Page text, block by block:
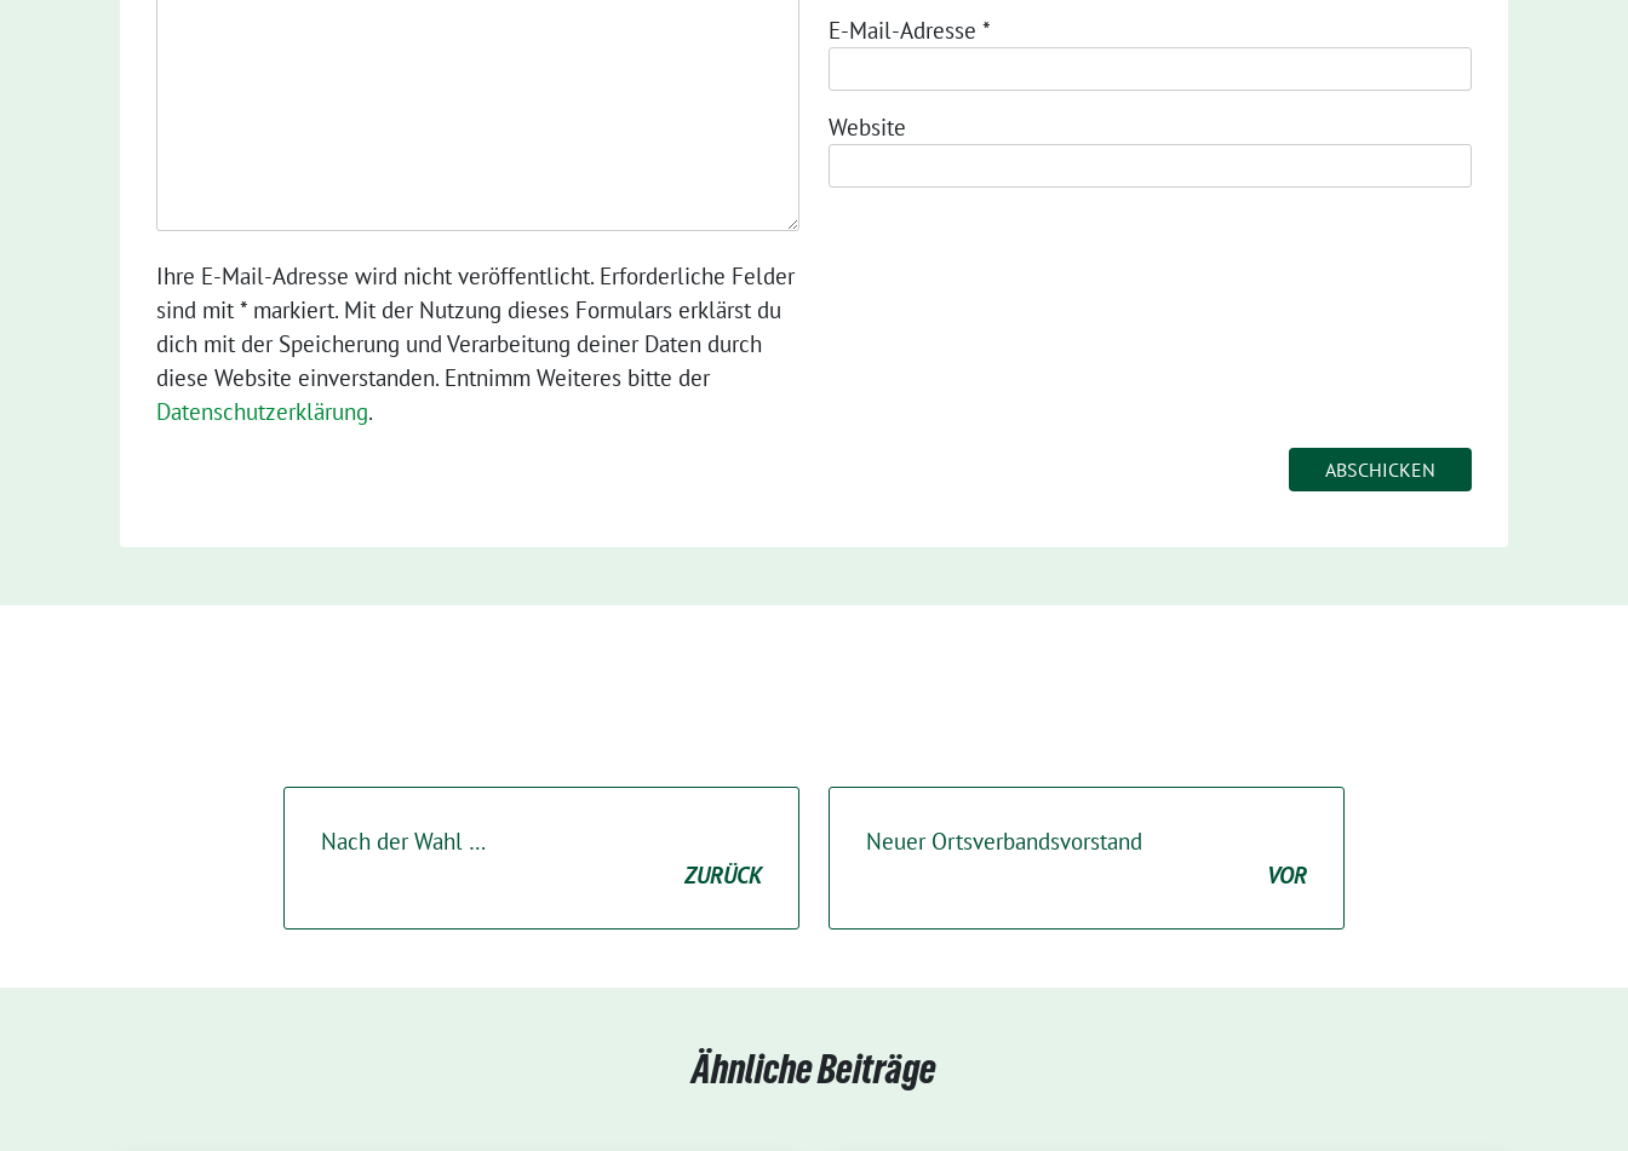
Ihre E-Mail-Adresse wird nicht veröffentlicht. Erforderliche Felder
sind mit * markiert. Mit der Nutzung dieses Formulars erklärst du
dich mit der Speicherung und Verarbeitung deiner Daten durch
diese Website einverstanden. Entnimm Weiteres bitte der
Datenschutzerklärung.
E-Mail-Adresse *
Website
Nach der Wahl …
ZURÜCK
Neuer Ortsverbandsvorstand
VOR
Ähnliche Beiträge